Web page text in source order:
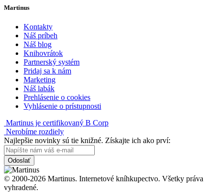
Martinus
Kontakty
Náš príbeh
Náš blog
Knihovrátok
Partnerský systém
Pridaj sa k nám
Marketing
Náš labák
Prehlásenie o cookies
Vyhlásenie o prístupnosti
Martinus je certifikovaný B Corp
Nerobíme rozdiely
Najlepšie novinky sú tie knižné. Získajte ich ako prví:
Odoslať
© 2000-2026 Martinus. Internetové kníhkupectvo. Všetky práva
vyhradené.